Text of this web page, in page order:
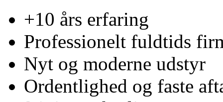
+10 års erfaring
Professionelt fuldtids
Nyt og moderne udstyr
Ordentlighed og faste